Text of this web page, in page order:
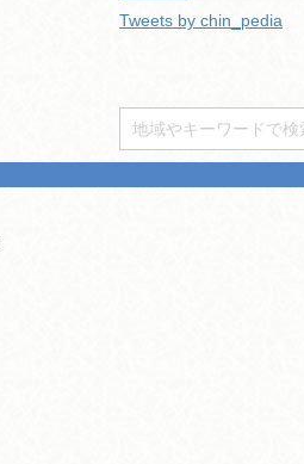
Tweets by chin_pedia